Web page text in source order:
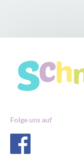
Folge uns auf